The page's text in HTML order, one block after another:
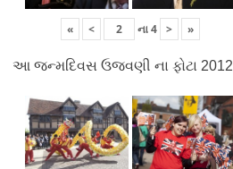
« < ના4 > »
આ જન્મદિવસ ઉજવણી ના ફોટા 2012